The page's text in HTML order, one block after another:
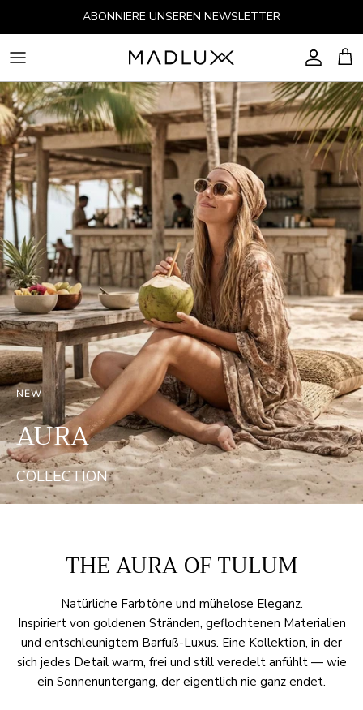
Direkt zum InhaltABONNIERE UNSEREN NEWSLETTER
Konto
NEW
AURA
COLLECTION
THE AURA OF TULUM
Natürliche Farbtöne und mühelose Eleganz.
Inspiriert von goldenen Stränden, geflochtenen Materialien
und entschleunigtem Barfuß-Luxus. Eine Kollektion, in der
sich jedes Detail warm, frei und still veredelt anfühlt — wie
ein Sonnenuntergang, der eigentlich nie ganz endet.